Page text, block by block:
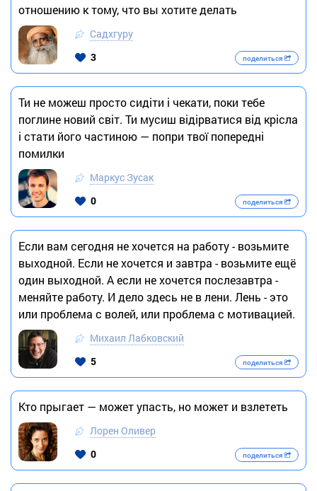
отношению к тому, что вы хотите делать
Садхгуру
3
поделиться
Ти не можеш просто сидіти і чекати, поки тебе
поглине новий світ. Ти мусиш відірватися від крісла
і стати його частиною — попри твої попередні
помилки
Маркус Зусак
0
поделиться
Если вам сегодня не хочется на работу - возьмите
выходной. Если не хочется и завтра - возьмите ещё
один выходной. А если не хочется послезавтра -
меняйте работу. И дело здесь не в лени. Лень - это
или проблема с волей, или проблема с мотивацией.
Михаил Лабковский
5
поделиться
Кто прыгает — может упасть, но может и взлететь
Лорен Оливер
0
поделиться